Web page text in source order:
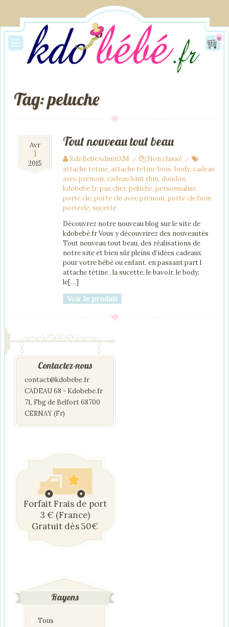
0
Tag: peluche
Avr
1
2015
Tout nouveau tout beau
KdoBebeAdminXM / Non classé /
attache tetine, attache tetine bois, body, cadeau
avec prenom, cadeau haut rhin, doudou,
kdobebe.fr, pas cher, peluche, personnalise,
porte cle, porte cle avec prenom, porte cle bois,
portecle, sucette
Découvrez notre nouveau blog sur le site de
kdobebé.fr Vous y découvrirez des nouveautés
Tout nouveau tout beau, des réalisations de
notre site et bien sûr pleins d’idées cadeaux
pour votre bébé ou enfant. en passant part l
attache tétine , la sucette, le bavoir, le body,
le[…]
Voir le produit
Contactez-nous
contact@kdobebe.fr
CADEAU 68 - Kdobebe.fr
71, Fbg de Belfort 68700
CERNAY (Fr)
Forfait Frais de port
3 € (France)
Gratuit dès 50€
Rayons
Tous